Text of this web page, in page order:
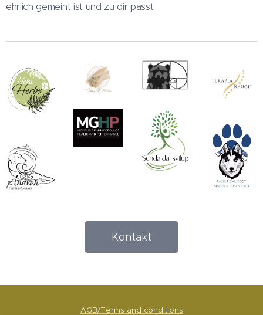
ehrlich gemeint ist und zu dir passt.
Kontakt
AGB/Terms and conditions